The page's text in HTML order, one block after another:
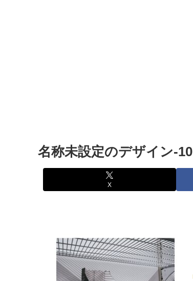
名称未設定のデザイン-10
X